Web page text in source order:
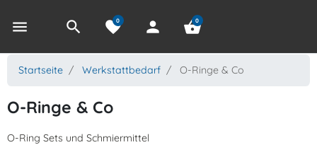
menu search favorite
0 person shopping_basket
0
Startseite Werkstattbedarf O-Ringe & Co
O-Ringe & Co
O-Ring Sets und Schmiermittel